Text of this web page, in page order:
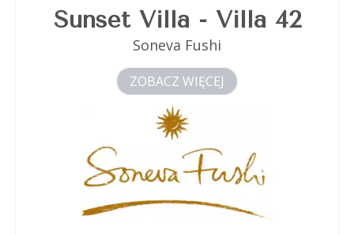
Sunset Villa - Villa 42
Soneva Fushi
ZOBACZ WIĘCEJ